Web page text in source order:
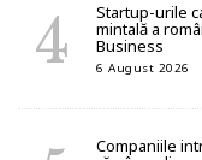
Startup-urile
mintală a
Business
6 August 2026
Companiile